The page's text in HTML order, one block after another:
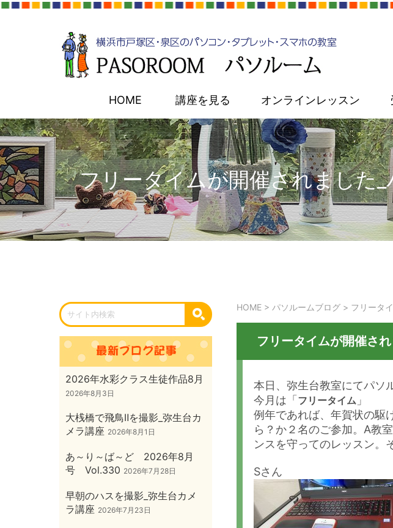
HOME 講座を見る オンラインレッスン
フリータイムが開催されました
HOME > パソルームブログ > フリータ
フリータイムが開催さ
本日、弥生台教室にてパソ
今月は「 フリータイム 」
例年であれば、年賀状の駆
ら？か２名のご参加。A教
ンスを守ってのレッスン。
Sさん
2026年水彩クラス生徒作品8月
2026年8月3日
大桟橋で飛鳥Ⅱを撮影_弥生台カ
メラ講座 2026年8月1日
あ～り～ば～ど 2026年8月
号 Vol.330 2026年7月28日
早朝のハスを撮影_弥生台カメ
ラ講座 2026年7月23日